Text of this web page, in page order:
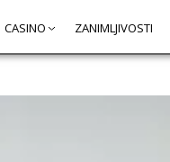
CASINO ZANIMLJIVOSTI